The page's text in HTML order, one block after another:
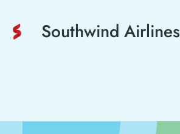
Southwind Airlines